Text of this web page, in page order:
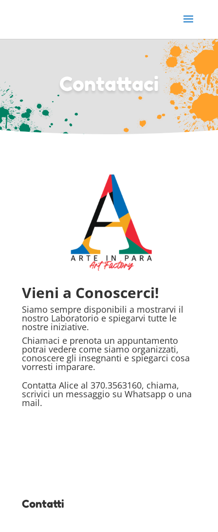
Contattaci
Vieni a Conoscerci!
Siamo sempre disponibili a mostrarvi il
nostro Laboratorio e spiegarvi tutte le
nostre iniziative.
Chiamaci e prenota un appuntamento
potrai vedere come siamo organizzati,
conoscere gli insegnanti e spiegarci cosa
vorresti imparare.
Contatta Alice al 370.3563160, chiama,
scrivici un messaggio su Whatsapp o una
mail.
Contatti